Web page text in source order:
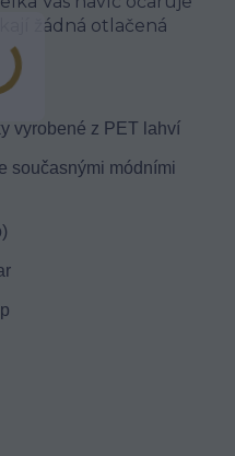
žádná otlačená
vyrobené z PET lahví
současnými módními